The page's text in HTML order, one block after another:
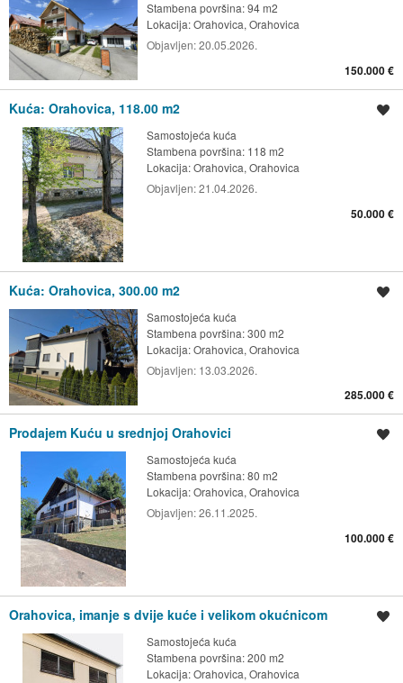
Stambena površina: 94 m2
Lokacija:Orahovica, Orahovica
Objavljen:20.05.2026.
150.000 €
Kuća: Orahovica, 118.00 m2
Samostojeća kuća
Stambena površina: 118 m2
Lokacija:Orahovica, Orahovica
Objavljen:21.04.2026.
50.000 €
Kuća: Orahovica, 300.00 m2
Samostojeća kuća
Stambena površina: 300 m2
Lokacija:Orahovica, Orahovica
Objavljen: 13.03.2026.
285.000 €
Prodajem Kuću u srednjoj Orahovici
Samostojeća kuća
Stambena površina: 80 m2
Lokacija:Orahovica, Orahovica
Objavljen:26.11.2025.
100.000 €
Orahovica, imanje s dvije kuće i velikom okućnicom
Samostojeća kuća
Stambena površina: 200 m2
Lokacija:Orahovica, Orahovica